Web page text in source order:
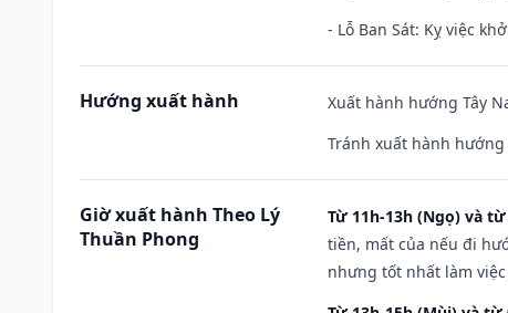
- Lỗ Ban Sát: Kỵ việc
Hướng xuất hành
Xuất hành hướng Tây
Tránh xuất hành hướng
Giờ xuất hành Theo Lý
Thuần Phong
Từ 11h-13h (Ngọ) và
tiền, mất của nếu đi
nhưng tốt nhất làm